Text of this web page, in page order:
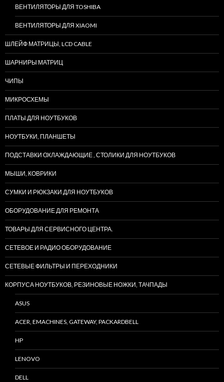
ВЕНТИЛЯТОРЫ ДЛЯ TOSHIBA
ВЕНТИЛЯТОРЫ ДЛЯ XIAOMI
ШЛЕЙФ МАТРИЦЫ, LCD CABLE
ШАРНИРЫ МАТРИЦ
ЧИПЫ
МИКРОСХЕМЫ
ПЛАТЫ ДЛЯ НОУТБУКОВ
НОУТБУКИ, ПЛАНШЕТЫ
ПОДСТАВКИ ОХЛАЖДАЮЩИЕ , СТОЛИКИ ДЛЯ НОУТБУКОВ
МЫШИ, КОВРИКИ
СУМКИ И РЮКЗАКИ ДЛЯ НОУТБУКОВ
ОБОРУДОВАНИЕ ДЛЯ РЕМОНТА
ТОВАРЫ ДЛЯ СЕРВИСНОГО ЦЕНТРА.
СЕТЕВОЕ И РАДИО ОБОРУДОВАНИЕ
СЕТЕВЫЕ ФИЛЬТРЫ И ПЕРЕХОДНИКИ
КОРПУСА НОУТБУКОВ, РЕЗИНОВЫЕ НОЖКИ, ТАЧПАДЫ
ASUS
ACER, EMACHINES, GATEWAY, PACKARDBELL
HP
LENOVO
DELL